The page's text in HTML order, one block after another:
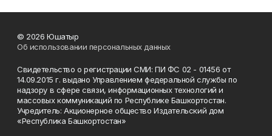
© 2026 Юшатыр
Об использовании персональных данных
Свидетельство о регистрации СМИ: ПИ ФС 02 - 01456 от
14.09.2015 г. выдано Управлением федеральной службы по
надзору в сфере связи, информационных технологий и
массовых коммуникаций по Республике Башкортостан.
Учредитель: Акционерное общество Издательский дом
«Республика Башкортостан»